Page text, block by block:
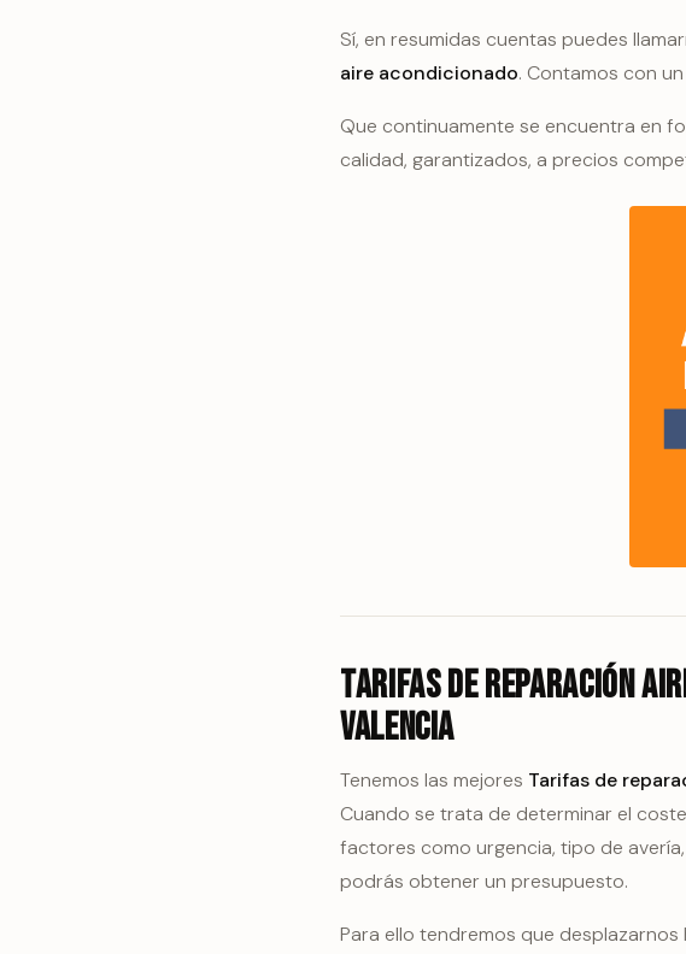
Sí, en resumidas cuentas puedes
aire acondicionado. Contamos con
Que continuamente se encuentra en
calidad, garantizados, a precios
Tarifas de reparación
Valencia
Tenemos las mejores Tarifas de
Cuando se trata de determinar el
factores como urgencia, tipo de
podrás obtener un presupuesto.
Para ello tendremos que